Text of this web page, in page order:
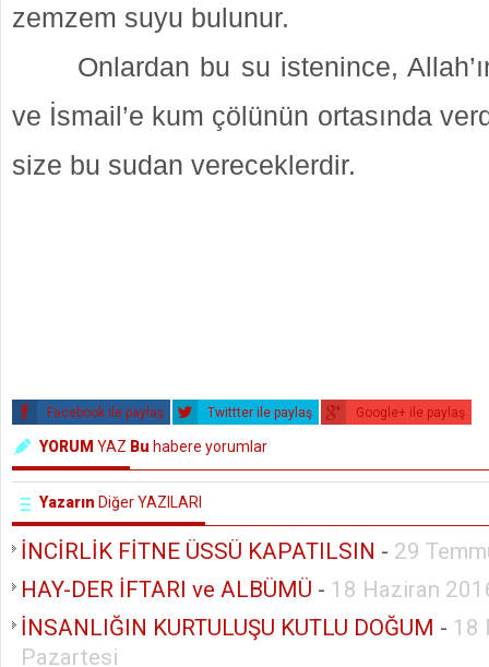
zemzem suyu bulunur.
Onlardan bu su istenince,
ve İsmail’e kum çölünün ortasında
size bu sudan vereceklerdir.
Facebook ile paylaş Twittter ile paylaş Google+ ile paylaş
YORUM YAZ Bu habere yorumlar
Yazarın Diğer YAZILARI
İNCİRLİK FİTNE ÜSSÜ KAPATILSIN - 29
HAY-DER İFTARI ve ALBÜMÜ - 18 Haziran
İNSANLIĞIN KURTULUŞU KUTLU DOĞUM - 18
Pazartesi